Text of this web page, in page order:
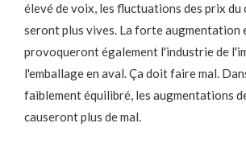
élevé de voix, les fluctuations des prix du
seront plus vives. La forte augmentation
provoqueront également l'industrie de
l'emballage en aval. Ça doit faire mal.
faiblement équilibré, les augmentations
causeront plus de mal.